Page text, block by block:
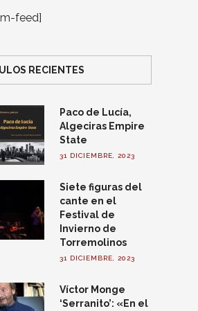
feed]
RECIENTES
Paco de Lucía,
Algeciras Empire
State
31 DICIEMBRE, 2023
Siete figuras del
cante en el
Festival de
Invierno de
Torremolinos
31 DICIEMBRE, 2023
Víctor Monge
‘Serranito’: «En el